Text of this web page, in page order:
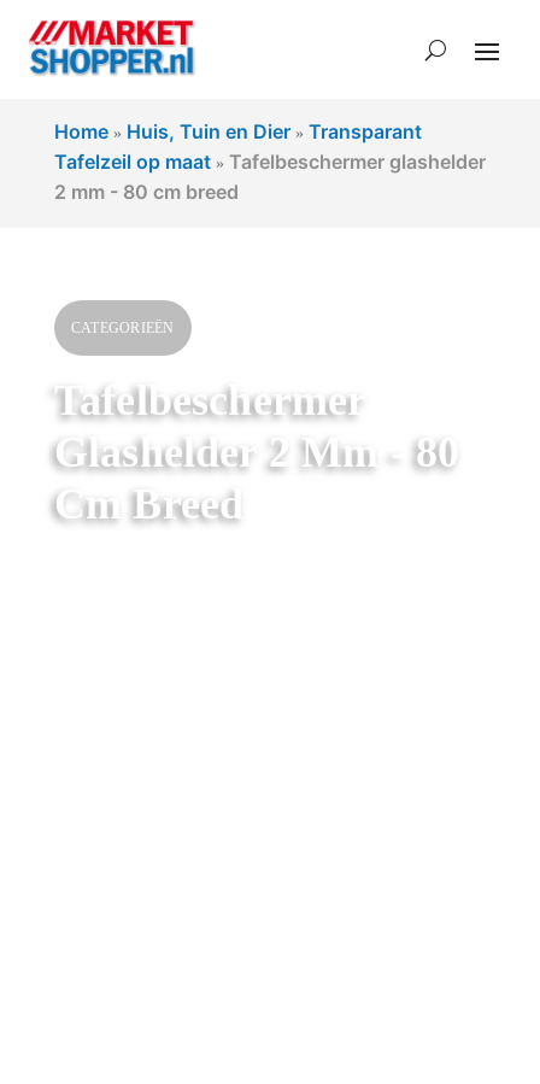
Home» Huis, Tuin en Dier» Transparant
Tafelzeil op maat» Tafelbeschermer glashelder
2 mm - 80 cm breed
CATEGORIEËN
Tafelbeschermer
Glashelder 2 Mm - 80
Cm Breed